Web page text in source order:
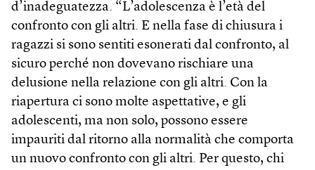
d’inadeguatezza. “L’adolescenza è l’età del
confronto con gli altri. E nella fase di chiusura i
ragazzi si sono sentiti esonerati dal confronto, al
sicuro perché non dovevano rischiare una
delusione nella relazione con gli altri. Con la
riapertura ci sono molte aspettative, e gli
adolescenti, ma non solo, possono essere
impauriti dal ritorno alla normalità che comporta
un nuovo confronto con gli altri. Per questo, chi